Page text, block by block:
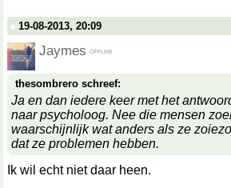
19-08-2013, 20:09
Jaymes
thesombrero schreef:
Ja en dan iedere keer met het
naar psycholoog. Nee die mensen
waarschijnlijk wat anders als ze
dat ze problemen hebben.
Ik wil echt niet daar heen.